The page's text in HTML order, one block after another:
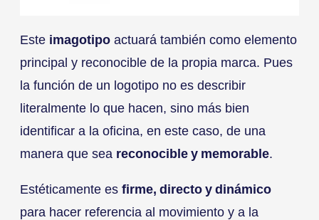
Este imagotipo actuará también como elemento
principal y reconocible de la propia marca. Pues
la función de un logotipo no es describir
literalmente lo que hacen, sino más bien
identificar a la oficina, en este caso, de una
manera que sea reconocible y memorable.
Estéticamente es firme, directo y dinámico
para hacer referencia al movimiento y a la